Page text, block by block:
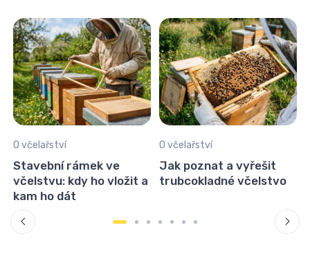
O včelařství
Stavební rámek ve
včelstvu: kdy ho vložit a
kam ho dát
O včelařství
Jak poznat a vyřešit
trubcokladné včelstvo